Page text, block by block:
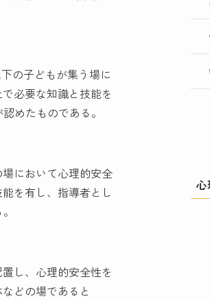
の子どもが集う場に
必要な知識と技能を
めたものである。
において心理的安全
を有し、指導者とし
し、心理的安全性を
どの場であると